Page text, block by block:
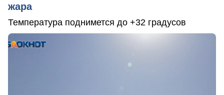
жара
Температура поднимется до +32 градусов